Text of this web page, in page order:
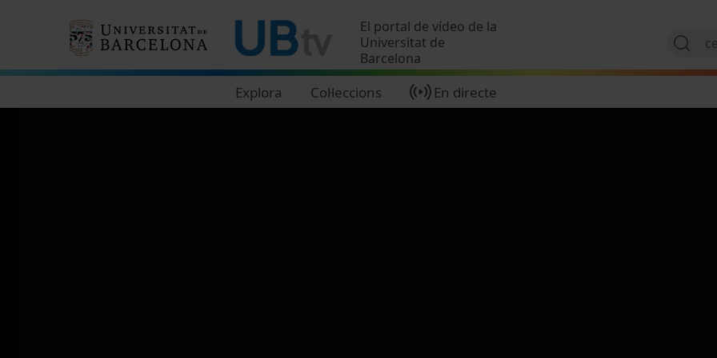
El portal de vídeo de la
Universitat de
Barcelona
Explora Col·leccions En directe